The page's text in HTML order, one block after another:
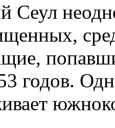
Сеул
годов.